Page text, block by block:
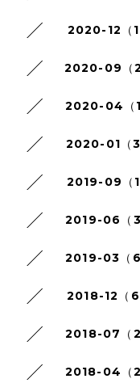
2020-12（1
2020-09（2
2020-04（1
2020-01（3
2019-09（1
2019-06（3
2019-03（6
2018-12（6
2018-07（2
2018-04（2